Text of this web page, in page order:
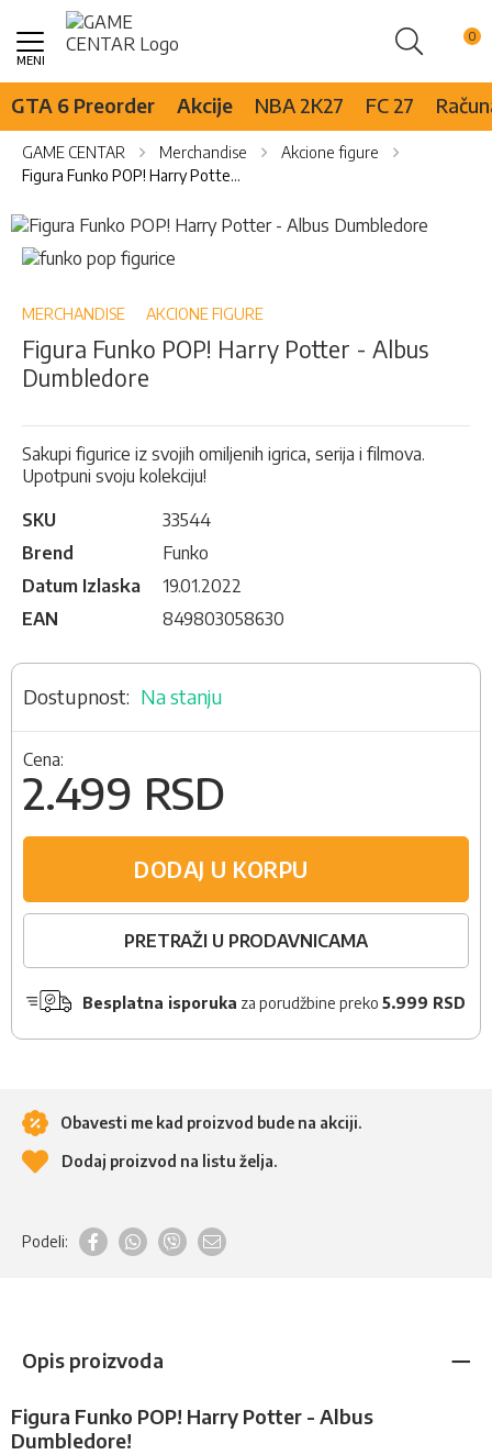
Pretraži
Skip
Content
GTA 6 Preorder Akcije NBA 2K27 FC 27
GAME CENTAR Merchandise
Akcione figure
Figura Funko POP! Harry Potter - Albus Dumbledore
Skip
to
the
of
images
gallery
Skip
to
beginning
the
images
MERCHANDISE AKCIONE FIGURE
Figura Funko POP! Harry Potter - Albus
Dumbledore
Sakupi figurice iz svojih omiljenih igrica, serija i filmova.
Upotpuni svoju kolekciju!
SKU
33544
Brend
Funko
Datum Izlaska
19.01.2022
EAN
849803058630
Na stanju
Cena:
2.499 RSD
DODAJ U KORPU
PRETRAŽI U PRODAVNICAMA
Besplatna isporuka za porudžbine preko 5.999 RSD
Obavesti me kad proizvod bude na akciji.
Dodaj proizvod na listu želja.
Podeli:
Opis proizvoda
Figura Funko POP! Harry Potter - Albus
Dumbledore!